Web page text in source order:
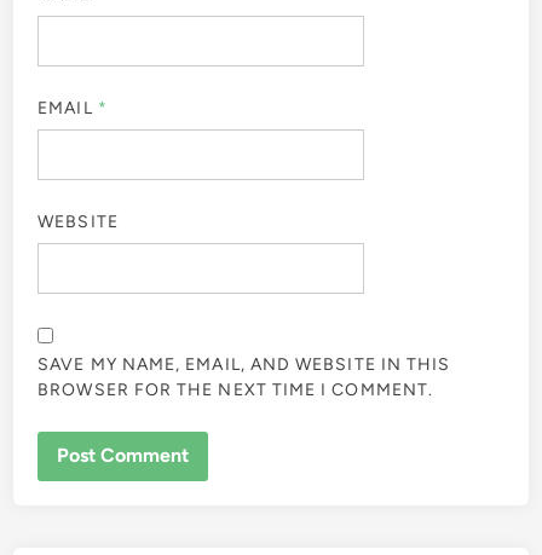
EMAIL *
WEBSITE
SAVE MY NAME, EMAIL, AND WEBSITE IN THIS
BROWSER FOR THE NEXT TIME I COMMENT.